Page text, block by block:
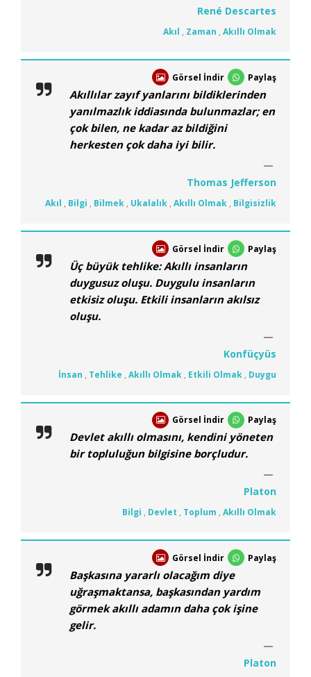
René Descartes
Akıl , Zaman , Akıllı Olmak
Görsel İndir Paylaş
Akıllılar zayıf yanlarını bildiklerinden
yanılmazlık iddiasında bulunmazlar; en
çok bilen, ne kadar az bildiğini
herkesten çok daha iyi bilir.
Thomas Jefferson
Akıl , Bilgi , Bilmek , Ukalalık , Akıllı Olmak , Bilgisizlik
Görsel İndir Paylaş
Üç büyük tehlike: Akıllı insanların
duygusuz oluşu. Duygulu insanların
etkisiz oluşu. Etkili insanların akılsız
oluşu.
Konfüçyüs
İnsan , Tehlike , Akıllı Olmak , Etkili Olmak , Duygu
Görsel İndir Paylaş
Devlet akıllı olmasını, kendini yöneten
bir topluluğun bilgisine borçludur.
Platon
Bilgi , Devlet , Toplum , Akıllı Olmak
Görsel İndir Paylaş
Başkasına yararlı olacağım diye
uğraşmaktansa, başkasından yardım
görmek akıllı adamın daha çok işine
gelir.
Platon